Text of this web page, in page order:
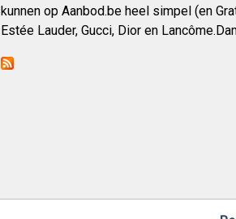
kunnen op Aanbod.be heel simpel (en
Estée Lauder, Gucci, Dior en